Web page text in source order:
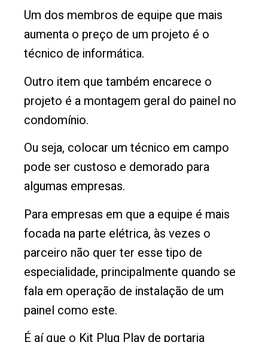
Um dos membros de equipe que mais
aumenta o preço de um projeto é o
técnico de informática.
Outro item que também encarece o
projeto é a montagem geral do painel no
condomínio.
Ou seja, colocar um técnico em campo
pode ser custoso e demorado para
algumas empresas.
Para empresas em que a equipe é mais
focada na parte elétrica, às vezes o
parceiro não quer ter esse tipo de
especialidade, principalmente quando se
fala em operação de instalação de um
painel como este.
É aí que o Kit Plug Play de portaria